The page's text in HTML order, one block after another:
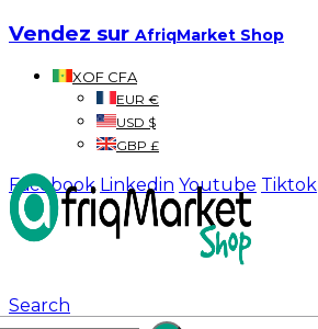
Vendez sur AfriqMarket Shop
XOF CFA
EUR €
USD $
GBP £
Facebook Linkedin Youtube Tiktok
Search